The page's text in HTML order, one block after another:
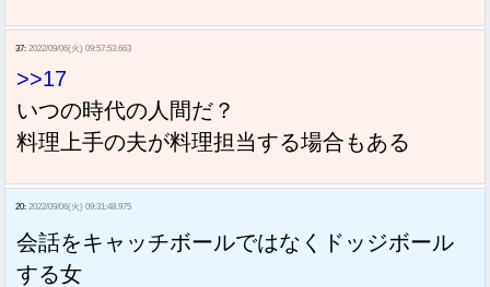
37: 2022/09/06(火) 09:57:53.663
>>17
いつの時代の人間だ？
料理上手の夫が料理担当する場合もある
20: 2022/09/06(火) 09:31:48.975
会話をキャッチボールではなくドッジボール
する女